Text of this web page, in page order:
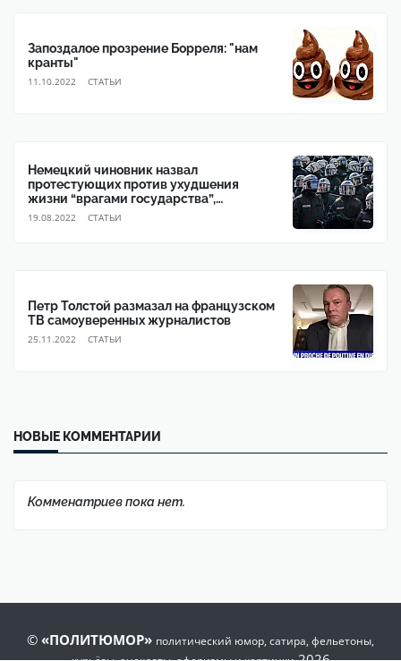
Запоздалое прозрение Борреля: "нам
кранты"
11.10.2022 CТАТЬИ
Немецкий чиновник назвал
протестующих против ухудшения
жизни “врагами государства”,
желающими свергнуть власть
19.08.2022 CТАТЬИ
Петр Толстой размазал на французском
ТВ самоуверенных журналистов
25.11.2022 CТАТЬИ
НОВЫЕ КОММЕНТАРИИ
Комменатриев пока нет.
© «ПОЛИТЮМОР» политический юмор, сатира, фельетоны,